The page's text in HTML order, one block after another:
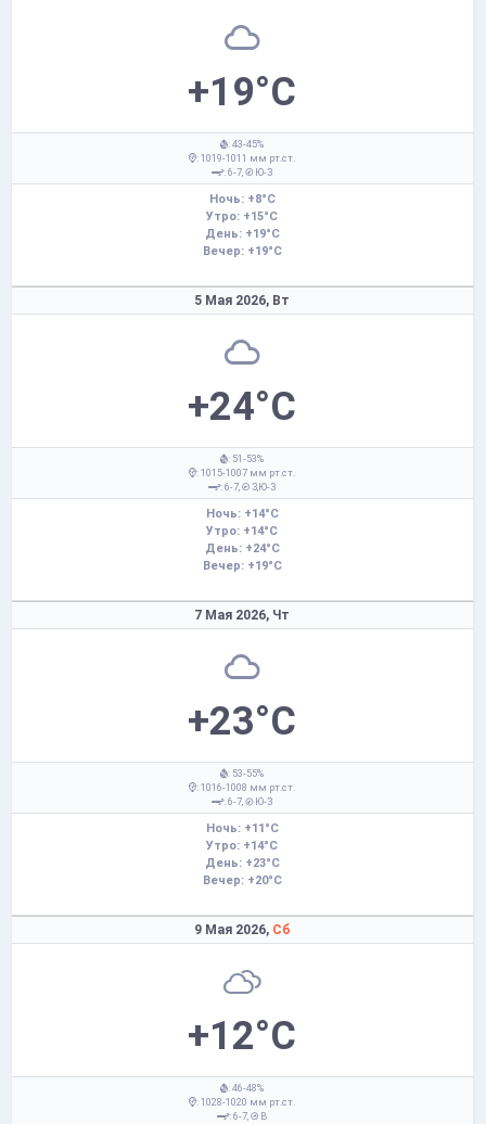
+19°C
: 43-45%
: 1019-1011 мм рт.ст.
: 6-7,
Ю-З
Ночь: +8°C
Утро: +15°C
День: +19°C
Вечер: +19°C
5 Мая 2026, Вт
+24°C
: 51-53%
: 1015-1007 мм рт.ст.
: 6-7,
З,Ю-З
Ночь: +14°C
Утро: +14°C
День: +24°C
Вечер: +19°C
7 Мая 2026, Чт
+23°C
: 53-55%
: 1016-1008 мм рт.ст.
: 6-7,
Ю-З
Ночь: +11°C
Утро: +14°C
День: +23°C
Вечер: +20°C
9 Мая 2026, Сб
+12°C
: 46-48%
: 1028-1020 мм рт.ст.
: 6-7,
В